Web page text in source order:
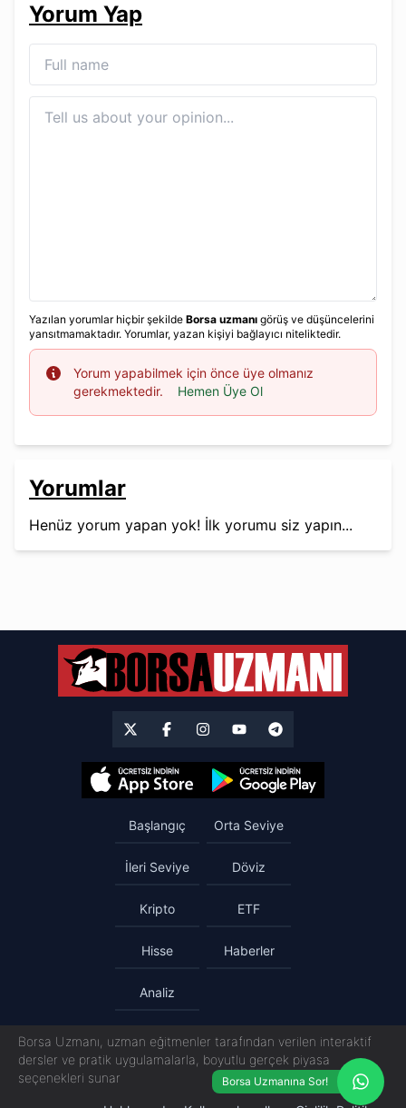
Yorum Yap
Yazılan yorumlar hiçbir şekilde Borsa uzmanı görüş ve düşüncelerini
yansıtmamaktadır. Yorumlar, yazan kişiyi bağlayıcı niteliktedir.
Info
Yorum yapabilmek için önce üye olmanız
gerekmektedir.
Hemen Üye Ol
Yorumlar
Henüz yorum yapan yok! İlk yorumu siz yapın...
Başlangıç Orta Seviye
İleri Seviye Döviz
Kripto ETF
Hisse Haberler
Analiz
Borsa Uzmanı, uzman eğitmenler tarafından verilen interaktif
dersler ve pratik uygulamalarla, boyutlu gerçek piyasa
seçenekleri sunar
Borsa Uzmanına Sor!